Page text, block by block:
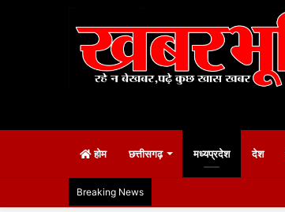
होम छत्तीसगढ़ मध्यप्रदेश देश
Breaking News